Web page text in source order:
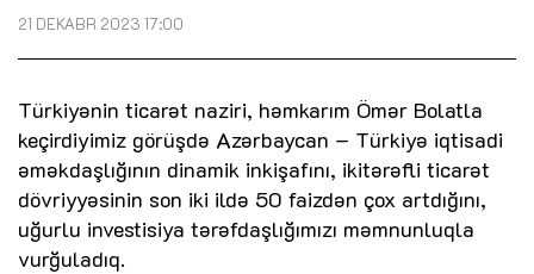
21 DEKABR 2023 17:00
Türkiyənin ticarət naziri, həmkarım Ömər Bolatla
keçirdiyimiz görüşdə Azərbaycan – Türkiyə iqtisadi
əməkdaşlığının dinamik inkişafını, ikitərəfli ticarət
dövriyyəsinin son iki ildə 50 faizdən çox artdığını,
uğurlu investisiya tərəfdaşlığımızı məmnunluqla
vurğuladıq.